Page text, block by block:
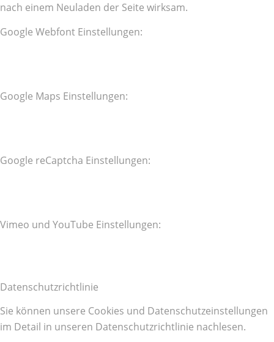
nach einem Neuladen der Seite wirksam.
Google Webfont Einstellungen:
Google Maps Einstellungen:
Google reCaptcha Einstellungen:
Vimeo und YouTube Einstellungen:
Datenschutzrichtlinie
Sie können unsere Cookies und Datenschutzeinstellungen
im Detail in unseren Datenschutzrichtlinie nachlesen.